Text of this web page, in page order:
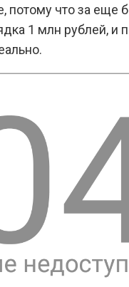
потому что за еще
1 млн рублей, и